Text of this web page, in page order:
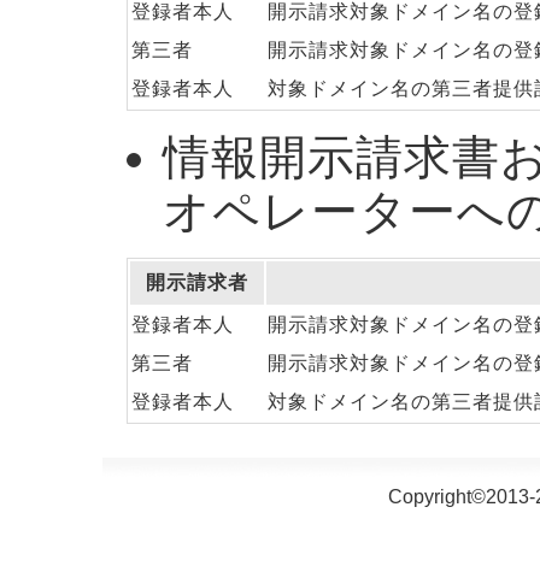
登録者本人
開示請求対象ドメイン名の
第三者
開示請求対象ドメイン名の
登録者本人
対象ドメイン名の第三者提供
情報開示請求書
オペレーターへ
開示請求者
登録者本人
開示請求対象ドメイン名の
第三者
開示請求対象ドメイン名の
登録者本人
対象ドメイン名の第三者提供
Copyright©2013-